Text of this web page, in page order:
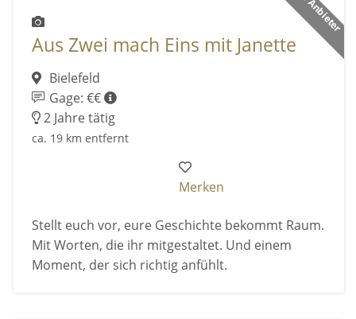
Aus Zwei mach Eins mit Janette
Bielefeld
Gage: €€
2 Jahre tätig
ca. 19 km entfernt
Merken
Stellt euch vor, eure Geschichte bekommt Raum.
Mit Worten, die ihr mitgestaltet. Und einem
Moment, der sich richtig anfühlt.